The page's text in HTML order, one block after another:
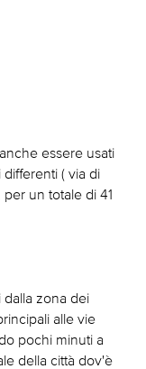
essere usati
( via di
un totale di 41
dalla zona dei
alle vie
pochi minuti a
della città dov'è